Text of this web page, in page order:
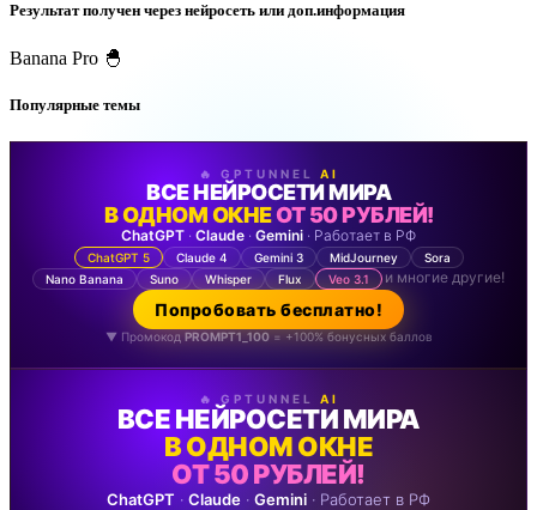
Результат получен через нейросеть или доп.информация
Banana Pro 🐣
Популярные темы
🔥 GPTUNNEL AI
ВСЕ НЕЙРОСЕТИ МИРА
В ОДНОМ ОКНЕОТ 50 РУБЛЕЙ!
ChatGPT · Claude · Gemini · Работает в РФ
ChatGPT 5 Claude 4 Gemini 3 MidJourney
Sora
Nano Banana
Suno Whisper Flux Veo 3.1 и многие другие!
Попробовать бесплатно!
▼ Промокод PROMPT1_100= +100% бонусных баллов
🔥 GPTUNNEL AI
ВСЕ НЕЙРОСЕТИ МИРА
В ОДНОМ ОКНЕ
ОТ 50 РУБЛЕЙ!
ChatGPT · Claude · Gemini · Работает в РФ